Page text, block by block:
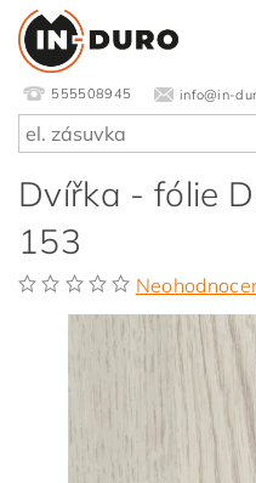
555508945 info@in-
Dvířka - fólie
153